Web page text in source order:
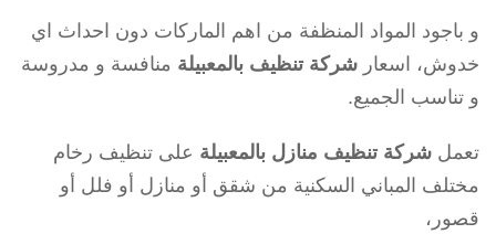
و باجود المواد المنظفة من اهم الماركات دون احداث اي
خدوش، اسعار شركة تنظيف بالمعبيلة منافسة و مدروسة
و تناسب الجميع.
تعمل شركة تنظيف منازل بالمعبيلة على تنظيف رخام
مختلف المباني السكنية من شقق أو منازل أو فلل أو
قصور،